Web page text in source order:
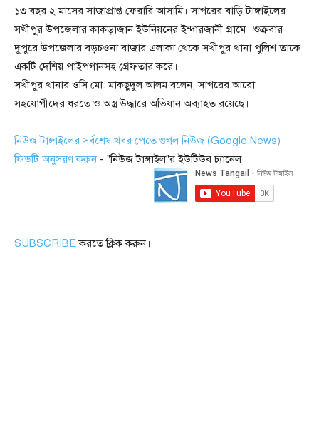
১৩ বছর ২ মাসের সাজাপ্রাপ্ত ফেরারি আসামি। সাগরের বাড়ি টাঙ্গাইলের
সখীপুর উপজেলার কাকড়াজান ইউনিয়নের ইন্দারজানী গ্রামে। শুক্রবার
দুপুরে উপজেলার বড়চওনা বাজার এলাকা থেকে সখীপুর থানা পুলিশ তাকে
একটি দেশিয় পাইপগানসহ গ্রেফতার করে।
সখীপুর থানার ওসি মো. মাকছুদুল আলম বলেন, সাগরের আরো
সহযোগীদের ধরতে ও অস্ত্র উদ্ধারে অভিযান অব্যাহত রয়েছে।
নিউজ টাঙ্গাইলের সর্বশেষ খবর পেতে গুগল নিউজ (Google News)
ফিডটি অনুসরণ করুন - "নিউজ টাঙ্গাইল"র ইউটিউব চ্যানেল
SUBSCRIBEকরতে ক্লিক করুন।